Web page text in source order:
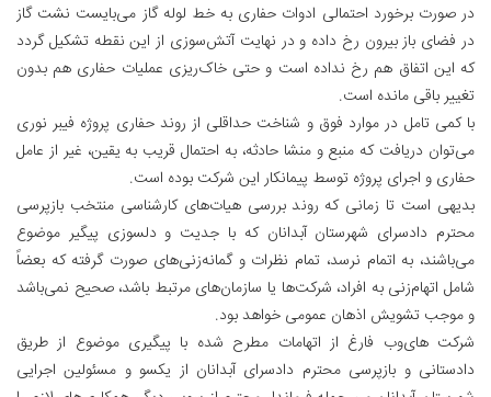
در صورت برخورد احتمالی ادوات حفاری به خط لوله گاز می‌بایست نشت گاز
در فضای باز بیرون رخ داده و در نهایت آتش‌سوزی از این نقطه تشکیل گردد
که این اتفاق هم رخ نداده است و حتی خاک‌ریزی عملیات حفاری هم بدون
تغییر باقی‌ مانده است.
با کمی تامل در موارد فوق و شناخت حداقلی از روند حفاری پروژه فیبر نوری
می‌توان دریافت که منبع و منشا حادثه، به احتمال قریب به یقین، غیر از عامل
حفاری و اجرای پروژه توسط پیمانکار این شرکت بوده است.
بدیهی است تا زمانی که روند بررسی هیات‌های کارشناسی منتخب بازپرسی
محترم دادسرای شهرستان آبدانان که با جدیت و دلسوزی پیگیر موضوع
می‌باشند، به اتمام نرسد، تمام نظرات و گمانه‌زنی‌های صورت گرفته که بعضاً
شامل اتهام‌زنی به افراد، شرکت‌ها یا سازمان‌های مرتبط باشد، صحیح نمی‌باشد
و موجب تشویش اذهان عمومی خواهد بود.
شرکت های‌وب فارغ از اتهامات مطرح شده با پیگیری موضوع از طریق
دادستانی و بازپرسی محترم دادسرای آبدانان از یکسو و مسئولین اجرایی